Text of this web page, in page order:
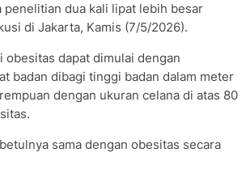
dua kali lipat lebih besar
di Jakarta, Kamis (7/5/2026).
obesitas dapat dimulai dengan
badan dibagi tinggi badan dalam meter
dengan ukuran celana di atas 80
sama dengan obesitas secara